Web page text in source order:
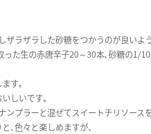
ザラザラした砂糖をつかうのが良いよ
た生の赤唐辛子20～30本､砂糖の1/
す｡
しいです｡
ンプラーと混ぜてスイートチリソース
､色々と楽しめますが、